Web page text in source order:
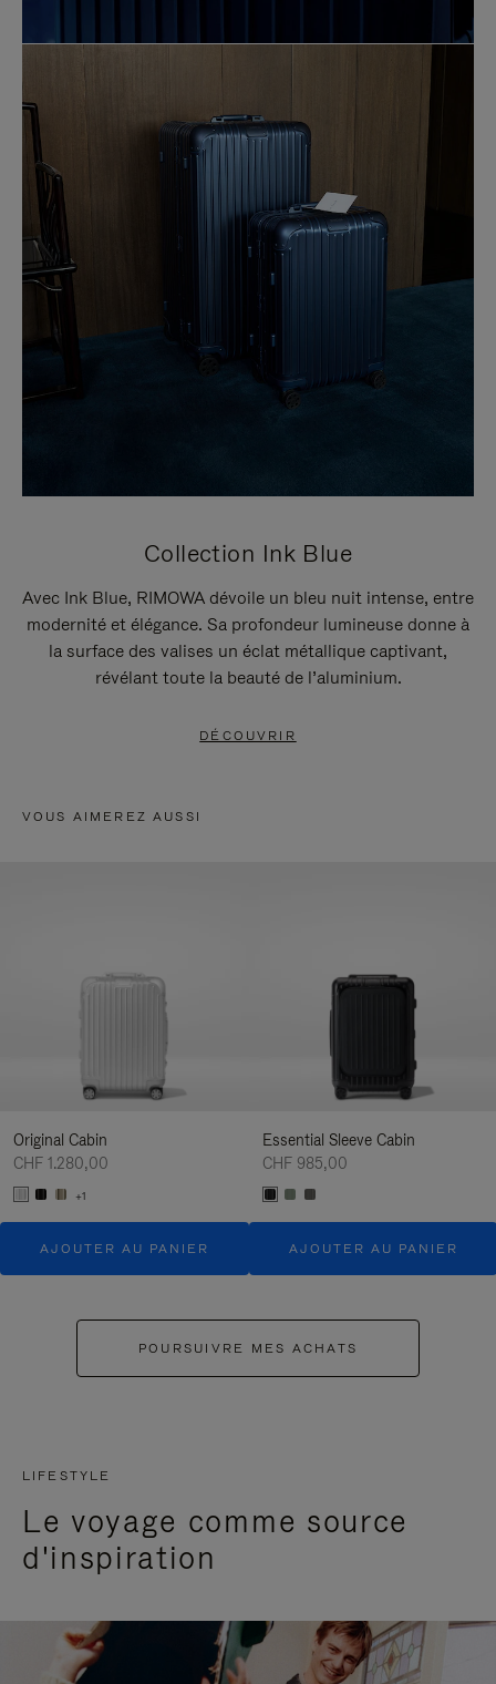
Collection Ink Blue
Avec Ink Blue, RIMOWA dévoile un bleu nuit intense, entre
modernité et élégance. Sa profondeur lumineuse donne à
la surface des valises un éclat métallique captivant,
révélant toute la beauté de l’aluminium.
DÉCOUVRIR
VOUS AIMEREZ AUSSI
Original Cabin
CHF 1.280,00
+1
AJOUTER AU PANIER
Essential Sleeve Cabin
CHF 985,00
AJOUTER AU PANIER
POURSUIVRE MES ACHATS
LIFESTYLE
Le voyage comme source
d'inspiration